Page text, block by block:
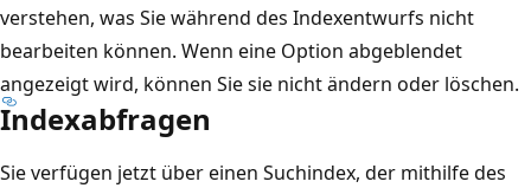
verstehen, was Sie während des Indexentwurfs nicht
bearbeiten können. Wenn eine Option abgeblendet
angezeigt wird, können Sie sie nicht ändern oder löschen.
Indexabfragen
Sie verfügen jetzt über einen Suchindex, der mithilfe des